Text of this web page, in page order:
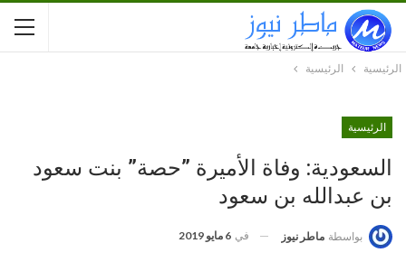
الرئيسية الرئيسية
الرئيسية
السعودية: وفاة الأميرة ”حصة” بنت سعود
بن عبدالله بن سعود
بواسطة ماطر نيوز في 6 مايو 2019